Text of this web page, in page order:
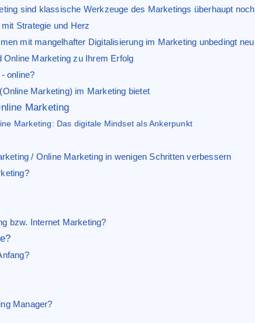
sind klassische Werkzeuge des Marketings überhaupt
Strategie und Herz
mit mangelhafter Digitalisierung im Marketing unbedingt
Marketing zu Ihrem Erfolg
online?
Marketing) im Marketing bietet
Marketing
Marketing: Das digitale Mindset als Ankerpunkt
/ Online Marketing in wenigen Schritten verbessern
bzw. Internet Marketing?
Manager?